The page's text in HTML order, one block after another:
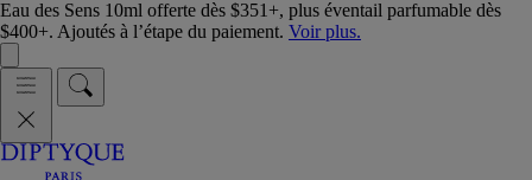
Eau des Sens 10ml offerte dès $351+, plus éventail parfumable dès
$400+. Ajoutés à l’étape du paiement. Voir plus.